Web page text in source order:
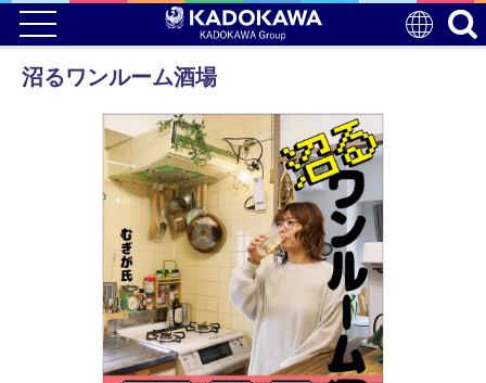
沼るワンルーム酒場